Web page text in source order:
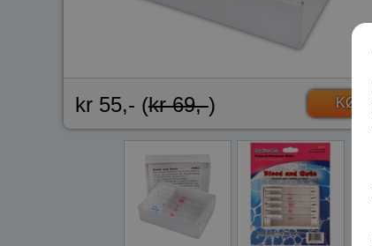
kr 55,- (kr 69,-) KØB